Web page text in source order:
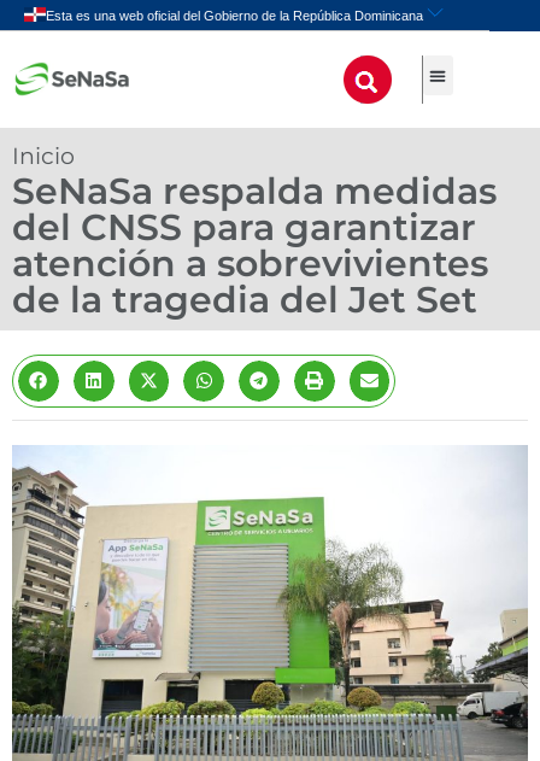
Inicio
SeNaSa respalda medidas
del CNSS para garantizar
atención a sobrevivientes
de la tragedia del Jet Set